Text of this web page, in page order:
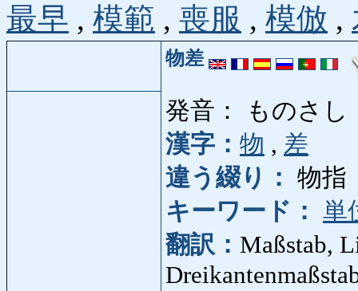
最早 , 模範 , 喪服 , 模倣 ,
物差
発音： ものさし
漢字： 物 , 差
違う綴り： 物指
キーワード： 単
翻訳： Maßstab,